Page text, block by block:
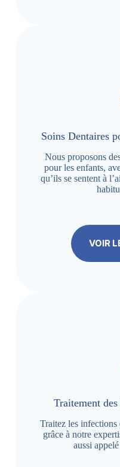
Soins Dentaires
Nous proposons
pour les enfants,
qu’ils se sentent à
VOIR
Traitement
Traitez les infections
grâce à notre
aussi